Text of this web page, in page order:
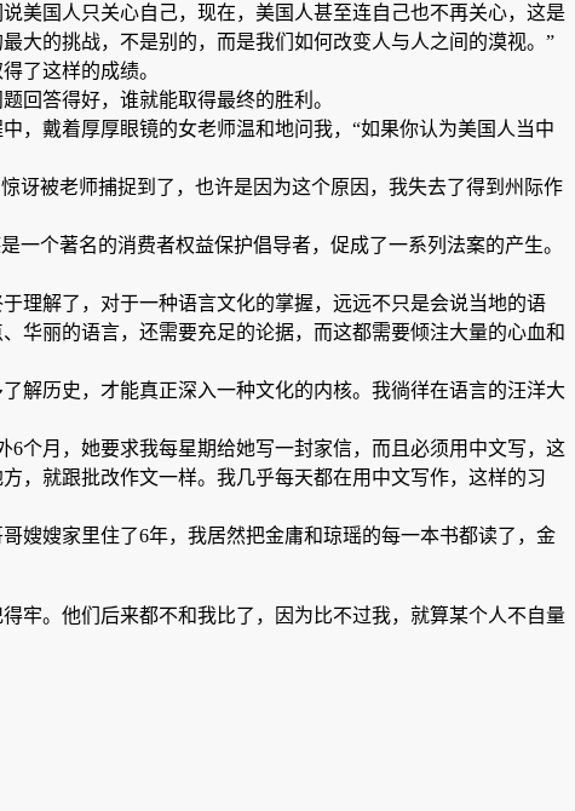
美国人只关心自己，现在，美国人甚至连自己也不再关心，这是
大的挑战，不是别的，而是我们如何改变人与人之间的漠视。”
了这样的成绩。
回答得好，谁就能取得最终的胜利。
，戴着厚厚眼镜的女老师温和地问我，“如果你认为美国人当中
讶被老师捕捉到了，也许是因为这个原因，我失去了得到州际作
个著名的消费者权益保护倡导者，促成了一系列法案的产生。
理解了，对于一种语言文化的掌握，远远不只是会说当地的语
华丽的语言，还需要充足的论据，而这都需要倾注大量的心血和
解历史，才能真正深入一种文化的内核。我徜徉在语言的汪洋大
个月，她要求我每星期给她写一封家信，而且必须用中文写，这
，就跟批改作文一样。我几乎每天都在用中文写作，这样的习
嫂嫂家里住了6年，我居然把金庸和琼瑶的每一本书都读了，金
牢。他们后来都不和我比了，因为比不过我，就算某个人不自量